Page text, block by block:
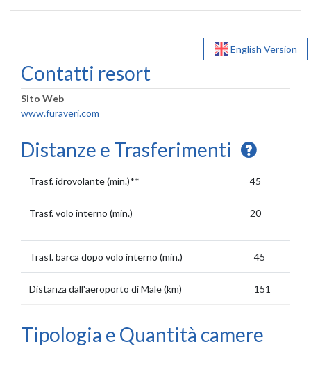
English Version
Contatti resort
Sito Web
www.furaveri.com
Distanze e Trasferimenti
Trasf. idrovolante (min.)** 45
Trasf. volo interno (min.) 20
Trasf. barca dopo volo interno (min.) 45
Distanza dall'aeroporto di Male (km) 151
Tipologia e Quantità camere